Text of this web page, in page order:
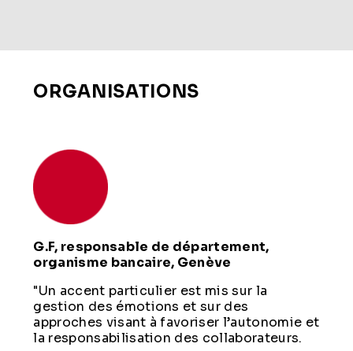
ORGANISATIONS
G.F, responsable de département,
organisme bancaire, Genève
"Un accent particulier est mis sur la
gestion des émotions et sur des
approches visant à favoriser l’autonomie et
la responsabilisation des collaborateurs.